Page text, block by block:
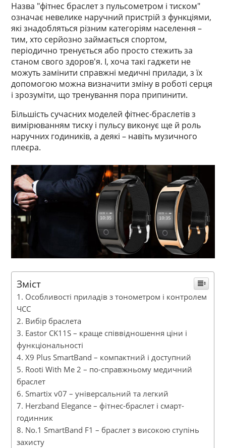
Назва "фітнес браслет з пульсометром і тиском"
означає невелике наручний пристрій з функціями,
які знадобляться різним категоріям населення –
тим, хто серйозно займається спортом,
періодично тренується або просто стежить за
станом свого здоров'я. І, хоча такі гаджети не
можуть замінити справжні медичні прилади, з їх
допомогою можна визначити зміну в роботі серця
і зрозуміти, що тренування пора припинити.
Більшість сучасних моделей фітнес-браслетів з
вимірюванням тиску і пульсу виконує ще й роль
наручних годиників, а деякі – навіть музичного
плеєра.
Зміст
Особливості приладів з тонометром і контролем
ЧСС
Вибір браслета
Eastor CK11S – краще співвідношення ціни і
функціональності
X9 Plus SmartBand – компактний і доступний
Rooti With Me 2 – по-справжньому медичний
браслет
Smartix v07 – універсальний та легкий
Herzband Elegance – фітнес-браслет і смарт-
годинник
No.1 SmartBand F1 – браслет з високою ступінь
захисту